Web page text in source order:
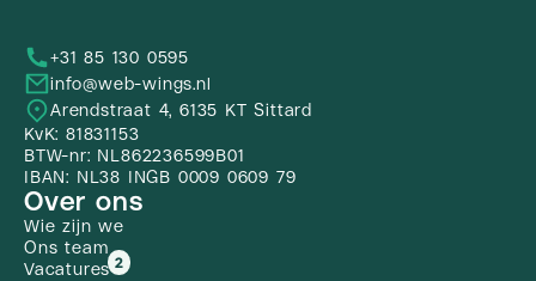
+31 85 130 0595
info@web-wings.nl
Arendstraat 4, 6135 KT Sittard
KvK: 81831153
BTW-nr: NL862236599B01
IBAN: NL38 INGB 0009 0609 79
Over ons
Wie zijn we
Ons team
Vacatures 2